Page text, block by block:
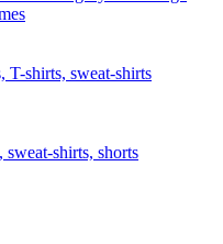
T-shirts, sweat-shirts
sweat-shirts, shorts